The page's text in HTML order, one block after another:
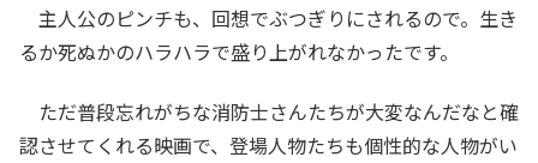
主人公のピンチも、回想でぶつぎりにされるので。生き
るか死ぬかのハラハラで盛り上がれなかったです。
ただ普段忘れがちな消防士さんたちが大変なんだなと確
認させてくれる映画で、登場人物たちも個性的な人物がい